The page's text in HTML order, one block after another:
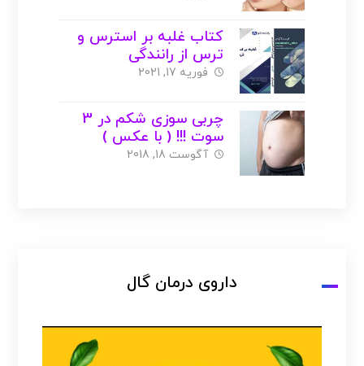
کتاب غلبه بر استرس و
ترس از رانندگی
فوریه 17, 2021
چربی سوزی شکم در 3
سوت !!! ( با عکس )
آگوست 18, 2018
داروی درمان گال